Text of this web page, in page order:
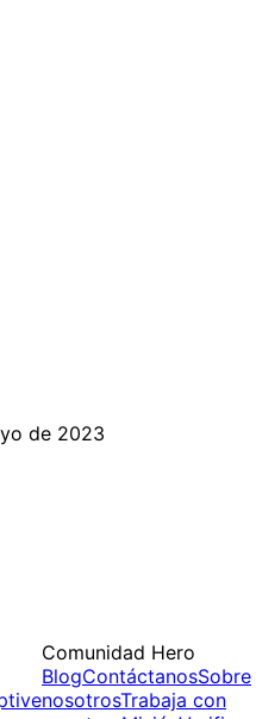
de 2023
Comunidad Hero
BlogContáctanosSobre
nosotrosTrabaja con